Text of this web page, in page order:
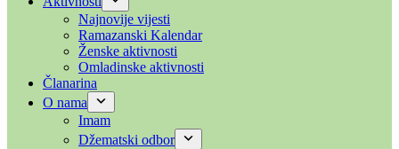
Najnovije vijesti
Ramazanski Kalendar
Ženske aktivnosti
Omladinske aktivnosti
Članarina
O nama
Imam
Džematski odbor